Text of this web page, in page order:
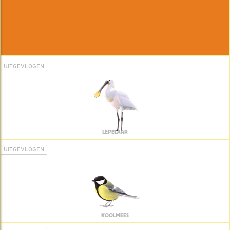
UITGEVLOGEN
LEPELAAR
UITGEVLOGEN
KOOLMEES